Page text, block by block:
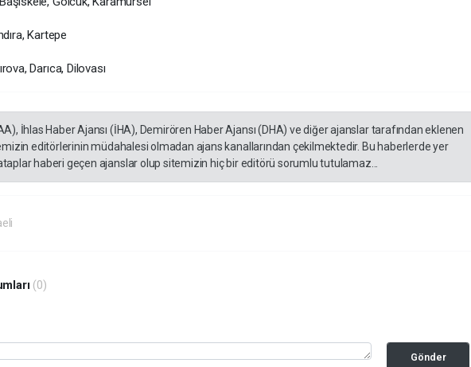
Kartepe
Darıca, Dilovası
İhlas Haber Ajansı (İHA), Demirören Haber Ajansı (DHA) ve diğer ajanslar tarafından eklenen
editörlerinin müdahalesi olmadan ajans kanallarından çekilmektedir. Bu haberlerde yer
haberi geçen ajanslar olup sitemizin hiç bir editörü sorumlu tutulamaz...
(0)
Gönder